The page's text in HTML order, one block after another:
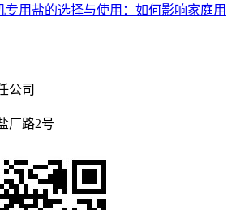
专用盐的选择与使用：如何影响家庭用
公司
厂路2号